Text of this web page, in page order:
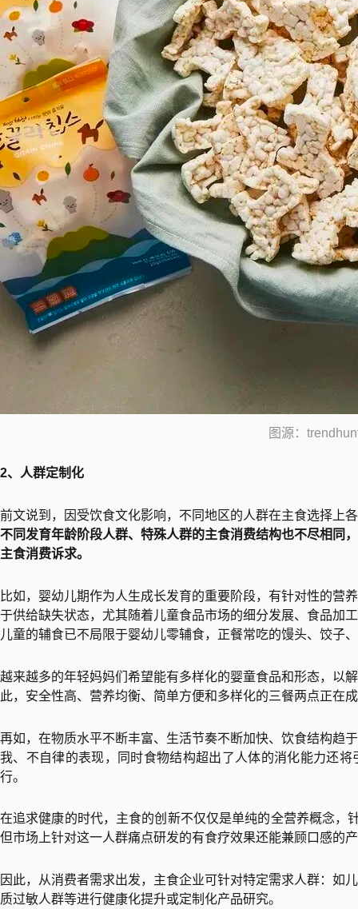
图源：
2、人群定制化
前文说到，因受饮食文化影响，不同地区的人群在主食选择上
不同发育年龄阶段人群、特殊人群的主食消费结构也不尽相同
主食消费诉求。
比如，婴幼儿期作为人生成长发育的重要阶段，有针对性的营
于供给缺失状态，尤其随着儿童食品市场的细分发展、食品加
儿童的辅食已不局限于婴幼儿零辅食，正餐常吃的馒头、饺子
越来越多的年轻妈妈们希望能有多样化的婴童食品和形态，以
此，安全性高、营养均衡、简单方便和多样化的三餐两点正在
再如，在物质水平不断丰富、生活节奏不断加快、饮食结构趋
我、不自律的表现，同时食物结构超出了人体的消化能力还
行。
在追求健康的时代，主食的创新不仅仅是单纯的全营养概念，
但市场上针对这一人群痛点研发的有食疗效果还能兼顾口感的
因此，从消费者需求出发，主食企业可针对特定需求人群：如
质过敏人群等进行健康化提升或定制化产品研究。